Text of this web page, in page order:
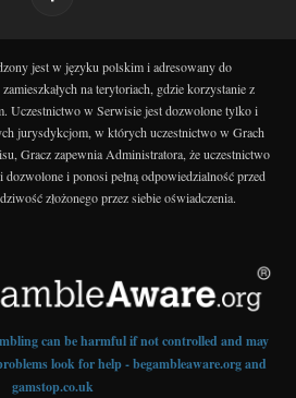
jest w języku polskim i adresowany do
na terytoriach, gdzie korzystanie z
Uczestnictwo w Serwisie jest dozwolone tylko i
jurysdykcjom, w których uczestnictwo w Grach
Gracz zapewnia Administratora, że uczestnictwo
i ponosi pełną odpowiedzialność przed
złożonego przez siebie oświadczenia.
can be harmful if not controlled and may
look for help - begambleaware.org and
gamstop.co.uk